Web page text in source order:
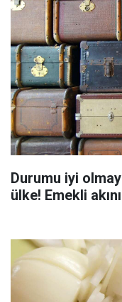
Durumu iyi
ülke! Emekli